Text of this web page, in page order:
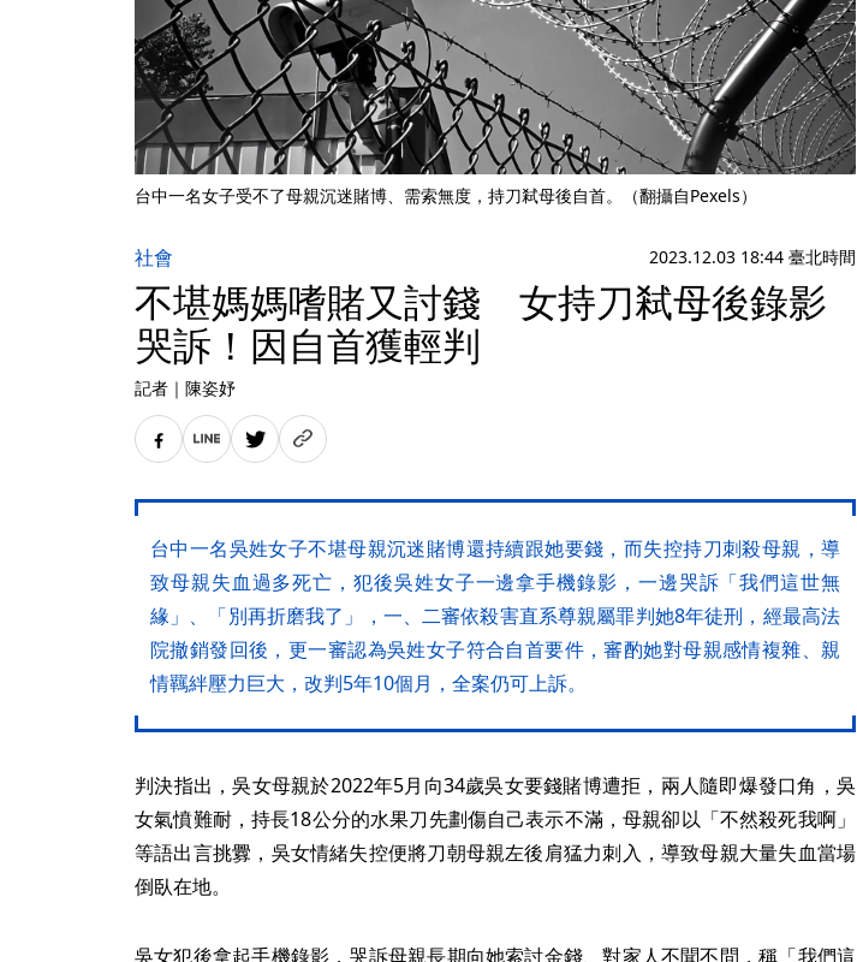
台中一名女子受不了母親沉迷賭博、需索無度，持刀弒母後自首。（翻攝自Pexels）
社會 2023.12.03 18:44 臺北時間
不堪媽媽嗜賭又討錢 女持刀弒母後錄影
哭訴！因自首獲輕判
記者 ｜ 陳姿妤
台中一名吳姓女子不堪母親沉迷賭博還持續跟她要錢，而失控持刀刺殺母親，導
致母親失血過多死亡，犯後吳姓女子一邊拿手機錄影，一邊哭訴「我們這世無
緣」、「別再折磨我了」，一、二審依殺害直系尊親屬罪判她8年徒刑，經最高法
院撤銷發回後，更一審認為吳姓女子符合自首要件，審酌她對母親感情複雜、親
情羈絆壓力巨大，改判5年10個月，全案仍可上訴。
判決指出，吳女母親於2022年5月向34歲吳女要錢賭博遭拒，兩人隨即爆發口角，吳
女氣憤難耐，持長18公分的水果刀先劃傷自己表示不滿，母親卻以「不然殺死我啊」
等語出言挑釁，吳女情緒失控便將刀朝母親左後肩猛力刺入，導致母親大量失血當場
倒臥在地。
吳女犯後拿起手機錄影，哭訴母親長期向她索討金錢、對家人不聞不問，稱「我們這